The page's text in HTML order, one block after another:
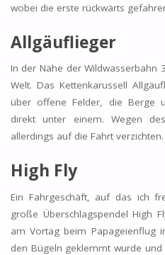
wobei die erste rückwärts
Allgäuflieger
In der Nähe der Wildwasserbahn
Welt. Das Kettenkarussell
über offene Felder, die Berge
direkt unter einem. Wegen
allerdings auf die Fahrt verzichten.
High Fly
Ein Fahrgeschäft, auf das ich
große Überschlagspendel High
am Vortag beim Papageienflug
den Bügeln geklemmt wurde